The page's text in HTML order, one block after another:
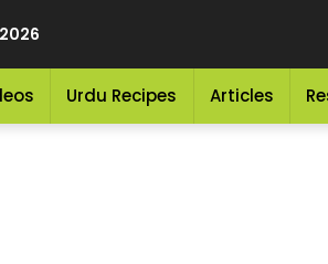
Urdu Recipes Articles